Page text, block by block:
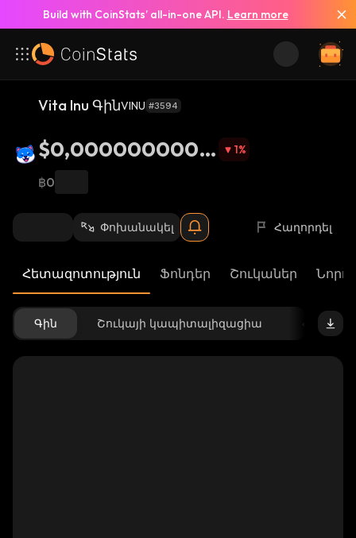
Build with CoinStats’ all-in-one API. Learn more
Vita Inu ԳինVINU #3594
$0,0000000009
743
1%
฿0
Փոխանակել Հաղորդել
Հետազոտություն Ֆոնդեր Շուկաներ
Գին Շուկայի կապիտալիզացիա